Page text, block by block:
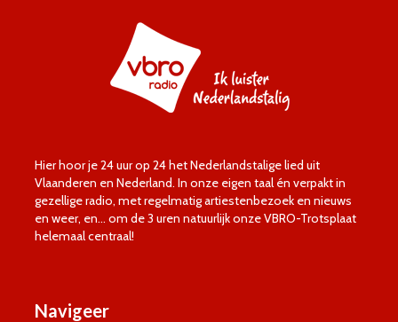
Hier hoor je 24 uur op 24 het Nederlandstalige lied uit
Vlaanderen en Nederland. In onze eigen taal én verpakt in
gezellige radio, met regelmatig artiestenbezoek en nieuws
en weer, en… om de 3 uren natuurlijk onze VBRO-Trotsplaat
helemaal centraal!
Navigeer